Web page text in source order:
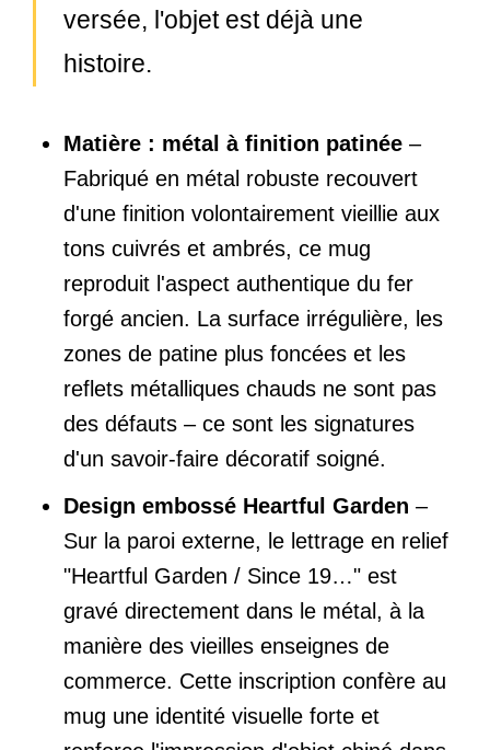
versée, l'objet est déjà une
histoire.
Matière : métal à finition patinée –
Fabriqué en métal robuste recouvert
d'une finition volontairement vieillie aux
tons cuivrés et ambrés, ce mug
reproduit l'aspect authentique du fer
forgé ancien. La surface irrégulière, les
zones de patine plus foncées et les
reflets métalliques chauds ne sont pas
des défauts – ce sont les signatures
d'un savoir-faire décoratif soigné.
Design embossé Heartful Garden –
Sur la paroi externe, le lettrage en relief
"Heartful Garden / Since 19…" est
gravé directement dans le métal, à la
manière des vieilles enseignes de
commerce. Cette inscription confère au
mug une identité visuelle forte et